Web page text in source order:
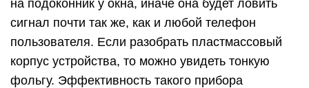
на подоконник у окна, иначе она будет ловить
сигнал почти так же, как и любой телефон
пользователя. Если разобрать пластмассовый
корпус устройства, то можно увидеть тонкую
фольгу. Эффективность такого прибора